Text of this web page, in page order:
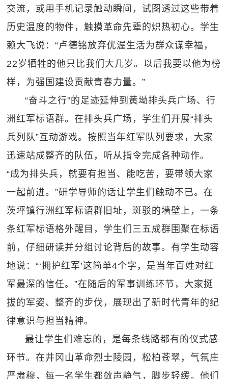
交流，或用手机记录触动瞬间，试图透过这些带着
历史温度的物件，触摸革命先辈的炽热初心。学生
赖大飞说：“卢德铭放弃优渥生活为群众谋幸福，
22岁牺牲的他只比我们大几岁。以后我要以他为榜
样，为强国建设贡献青春力量。”
“奋斗之行”的足迹延伸到黄坳排头兵广场、行
洲红军标语群。在排头兵广场，学生们开展“排头
兵列队”互动游戏。按照当年红军队列要求，大家
迅速站成整齐的队伍，听从指令完成各种动作。
“成为排头兵，就要有担当、能吃苦，要带领大家
一起前进。”研学导师的话让学生们触动不已。在
茨坪镇行洲红军标语群旧址，斑驳的墙壁上，一条
条红军标语格外醒目，学生们三五成群围聚在标语
前，仔细研读并分组讨论背后的故事。有学生动容
地说：“‘拥护红军’这简单4个字，是当年百姓对红
军最深的信任。”在随后的军事训练环节，大家挺
拔的军姿、整齐的步伐，展现出了新时代青年的纪
律意识与担当精神。
最让学生们难忘的，是每条线路都有的仪式感
环节。在井冈山革命烈士陵园，松柏苍翠，气氛庄
严肃穆，每一名学生都敛声静气，脚步轻缓。他们